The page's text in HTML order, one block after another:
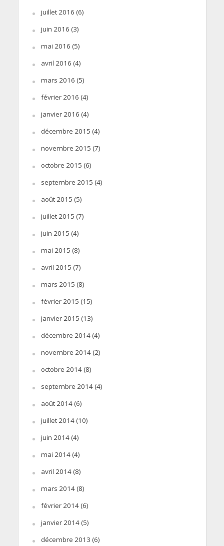
juillet 2016 (6)
juin 2016 (3)
mai 2016 (5)
avril 2016 (4)
mars 2016 (5)
février 2016 (4)
janvier 2016 (4)
décembre 2015 (4)
novembre 2015 (7)
octobre 2015 (6)
septembre 2015 (4)
août 2015 (5)
juillet 2015 (7)
juin 2015 (4)
mai 2015 (8)
avril 2015 (7)
mars 2015 (8)
février 2015 (15)
janvier 2015 (13)
décembre 2014(4)
novembre 2014(2)
octobre 2014(8)
septembre 2014(4)
août 2014(6)
juillet 2014(10)
juin 2014(4)
mai 2014(4)
avril 2014(8)
mars 2014(8)
février 2014(6)
janvier 2014(5)
décembre 2013 (6)